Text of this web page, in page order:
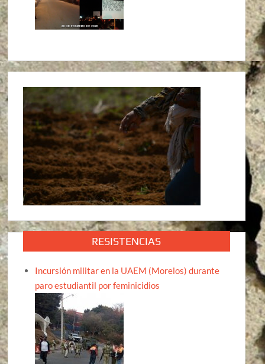
RESISTENCIAS
Incursión militar en la UAEM (Morelos) durante
paro estudiantil por feminicidios